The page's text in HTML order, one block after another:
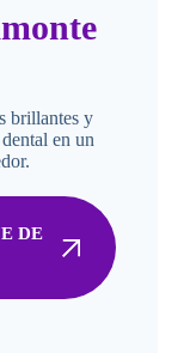
brillantes y
en un
DE